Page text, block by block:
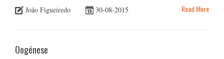
João Figueiredo 30-08-2015 Read More
Oogénese